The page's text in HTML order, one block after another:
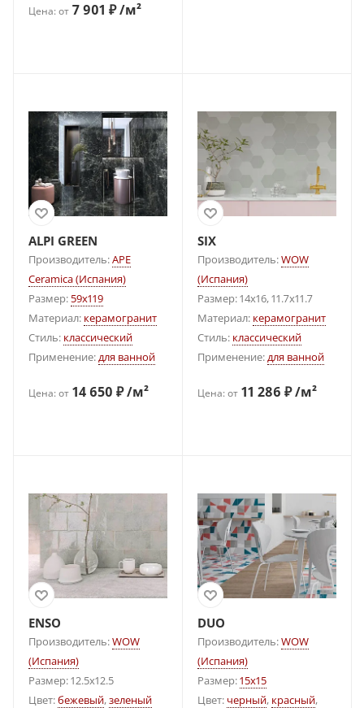
Цена: от 7 901 ₽ /м²
ALPI GREEN
Производитель:APE
Ceramica (Испания)
Размер:59x119
Материал: керамогранит
Стиль: классический
Применение:для ванной
Цена: от 14 650 ₽ /м²
SIX
Производитель:WOW
(Испания)
Размер: 14x16, 11.7x11.7
Материал: керамогранит
Стиль: классический
Применение:для ванной
Цена: от 11 286 ₽ /м²
ENSO
Производитель:WOW
(Испания)
Размер: 12.5x12.5
Цвет:бежевый,зеленый
DUO
Производитель:WOW
(Испания)
Размер:15x15
Цвет: черный, красный,